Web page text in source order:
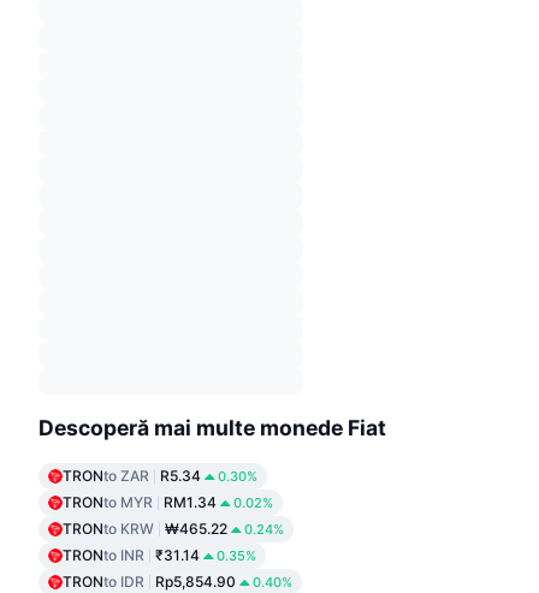
Descoperă mai multe monede Fiat
TRONto ZAR R5.34 0.30%
TRONto MYR RM1.34 0.02%
TRONto KRW ₩465.22 0.24%
TRONto INR ₹31.14 0.35%
TRONto IDR Rp5,854.90 0.40%